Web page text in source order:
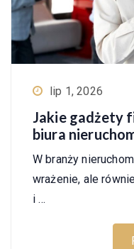
lip 1, 2026
Jakie gadżety
biura
W branży
wrażenie, ale
i …